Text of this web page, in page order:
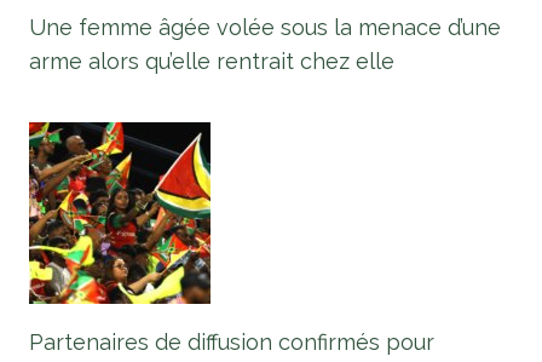
Une femme âgée volée sous la menace d’une
arme alors qu’elle rentrait chez elle
Partenaires de diffusion confirmés pour